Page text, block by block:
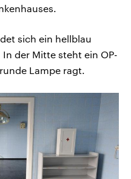
sich ein hellblau
der Mitte steht ein OP-
Lampe ragt.